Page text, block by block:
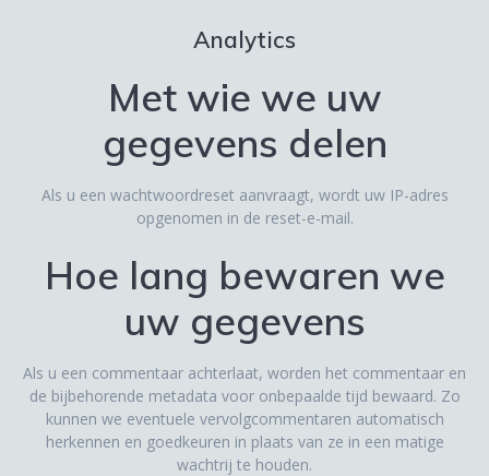
Analytics
Met wie we uw
gegevens delen
Als u een wachtwoordreset aanvraagt, wordt uw IP-adres
opgenomen in de reset-e-mail.
Hoe lang bewaren we
uw gegevens
Als u een commentaar achterlaat, worden het commentaar en
de bijbehorende metadata voor onbepaalde tijd bewaard. Zo
kunnen we eventuele vervolgcommentaren automatisch
herkennen en goedkeuren in plaats van ze in een matige
wachtrij te houden.